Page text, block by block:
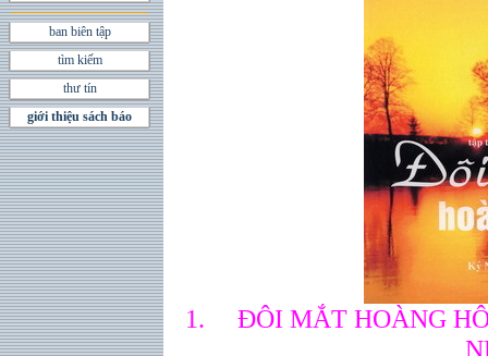
ban biên tập
tìm kiếm
thư tín
giới thiệu sách báo
1.
ĐÔI MẮT HOÀNG